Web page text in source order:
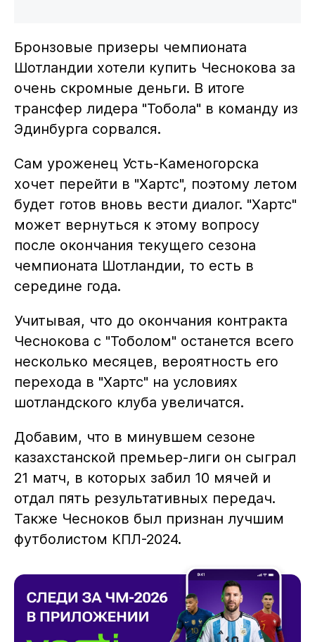
Бронзовые призеры чемпионата
Шотландии хотели купить Чеснокова за
очень скромные деньги. В итоге
трансфер лидера "Тобола" в команду из
Эдинбурга сорвался.
Сам уроженец Усть-Каменогорска
хочет перейти в "Хартс", поэтому летом
будет готов вновь вести диалог. "Хартс"
может вернуться к этому вопросу
после окончания текущего сезона
чемпионата Шотландии, то есть в
середине года.
Учитывая, что до окончания контракта
Чеснокова с "Тоболом" останется всего
несколько месяцев, вероятность его
перехода в "Хартс" на условиях
шотландского клуба увеличатся.
Добавим, что в минувшем сезоне
казахстанской премьер-лиги он сыграл
21 матч, в которых забил 10 мячей и
отдал пять результативных передач.
Также Чесноков был признан лучшим
футболистом КПЛ-2024.